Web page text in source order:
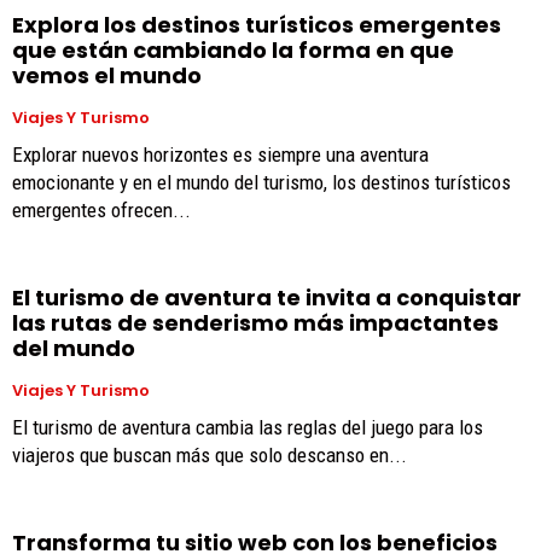
Explora los destinos turísticos emergentes
que están cambiando la forma en que
vemos el mundo
Viajes Y Turismo
Explorar nuevos horizontes es siempre una aventura
emocionante y en el mundo del turismo, los destinos turísticos
emergentes ofrecen...
El turismo de aventura te invita a conquistar
las rutas de senderismo más impactantes
del mundo
Viajes Y Turismo
El turismo de aventura cambia las reglas del juego para los
viajeros que buscan más que solo descanso en...
Transforma tu sitio web con los beneficios